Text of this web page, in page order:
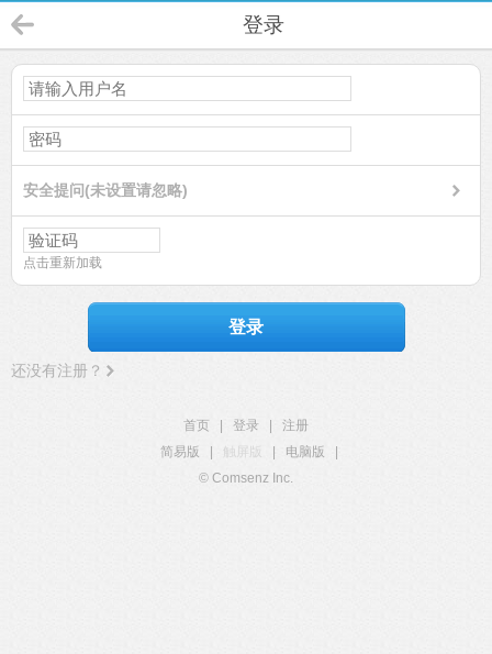
登录
安全提问(未设置请忽略)
点击重新加载
登录
还没有注册？
首页 登录
注册
简易版
触屏版 电脑版
© Comsenz Inc.